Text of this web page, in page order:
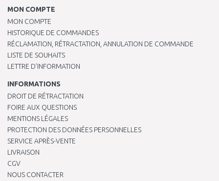
MON COMPTE
MON COMPTE
HISTORIQUE DE COMMANDES
RÉCLAMATION, RÉTRACTATION, ANNULATION DE COMMANDE
LISTE DE SOUHAITS
LETTRE D’INFORMATION
INFORMATIONS
DROIT DE RÉTRACTATION
FOIRE AUX QUESTIONS
MENTIONS LÉGALES
PROTECTION DES DONNÉES PERSONNELLES
SERVICE APRÈS-VENTE
LIVRAISON
CGV
NOUS CONTACTER